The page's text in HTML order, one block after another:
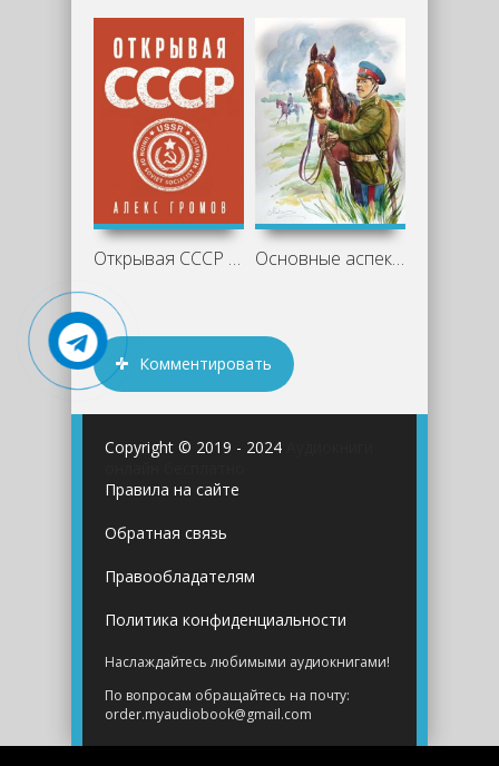
Открывая СССР - Алекс Громов Основные аспекты романа «Казачий крест»
Комментировать
Copyright © 2019 - 2024
Правила на сайте
Обратная связь
Правообладателям
Политика конфиденциальности
Наслаждайтесь любимыми аудиокнигами!
По вопросам обращайтесь на почту:
order.myaudiobook@gmail.com